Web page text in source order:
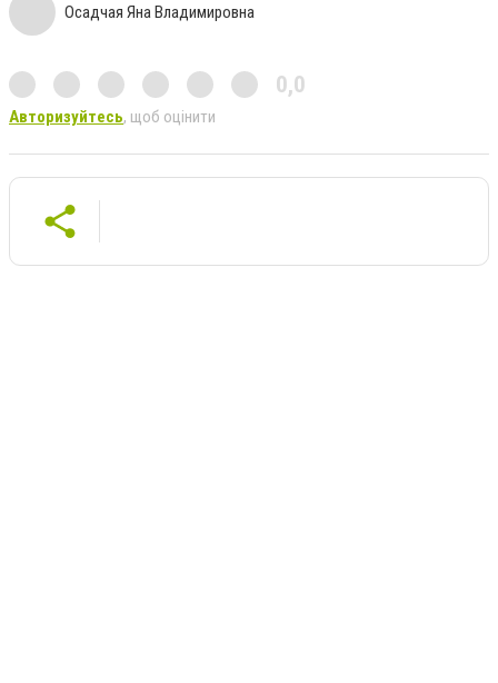
Осадчая Яна Владимировна
0,0
Авторизуйтесь, щоб оцінити